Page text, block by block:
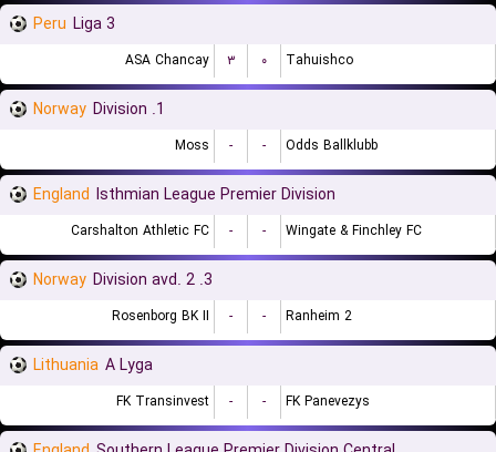
Peru Liga 3
ASA Chancay ۳ ۰ Tahuishco
Norway 1. Division
Moss - - Odds Ballklubb
England Isthmian League Premier Division
Carshalton Athletic FC - - Wingate & Finchley FC
Norway 3. Division avd. 2
Rosenborg BK II - - Ranheim 2
Lithuania A Lyga
FK Transinvest - - FK Panevezys